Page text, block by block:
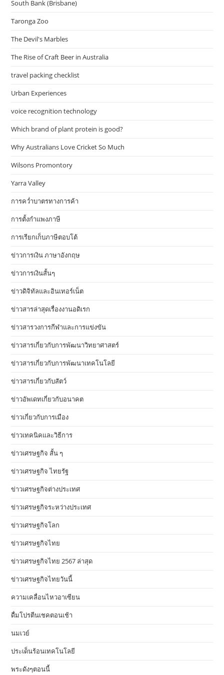
South Bank (Brisbane)
Taronga Zoo
The Devil's Marbles
The Rise of Craft Beer in Australia
travel packing checklist
Urban Experiences
voice recognition technology
Which brand of plant protein is good?
Why Australians Love Cricket So Much
Wilsons Promontory
Yarra Valley
การคว่ำบาตรทางการค้า
การตั้งกำแพงภาษี
การเรียกเก็บภาษีตอบโต้
ข่าวการเงิน ภาษาอังกฤษ
ข่าวการเงินสั้นๆ
ข่าวดิจิทัลและอินเทอร์เน็ต
ข่าวสารล่าสุดเรื่องงานอดิเรก
ข่าวสารวงการกีฬาและการแข่งขัน
ข่าวสารเกี่ยวกับการพัฒนาวิทยาศาสตร์
ข่าวสารเกี่ยวกับการพัฒนาเทคโนโลยี
ข่าวสารเกี่ยวกับสัตว์
ข่าวอัพเดทเกี่ยวกับอนาคต
ข่าวเกี่ยวกับการเมือง
ข่าวเทคนิคและวิธีการ
ข่าวเศรษฐกิจ สั้น ๆ
ข่าวเศรษฐกิจ ไทยรัฐ
ข่าวเศรษฐกิจต่างประเทศ
ข่าวเศรษฐกิจระหว่างประเทศ
ข่าวเศรษฐกิจโลก
ข่าวเศรษฐกิจไทย
ข่าวเศรษฐกิจไทย 2567 ล่าสุด
ข่าวเศรษฐกิจไทยวันนี้
ความเคลื่อนไหวอาเซียน
ดื่มโปรตีนเชคตอนเช้า
นมเวย์
ประเด็นร้อนเทคโนโลยี
พระดังๆตอนนี้